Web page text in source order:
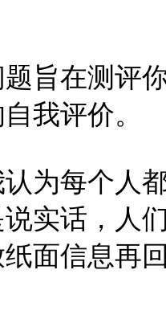
在测评你
我评价。
每个人都
实话，人
面信息再